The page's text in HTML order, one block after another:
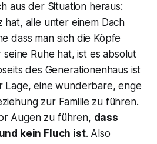
aus der Situation heraus:
hat, alle unter einem Dach
dass man sich die Köpfe
Ruhe hat, ist es absolut
des Generationenhaus ist
Lage, eine wunderbare, enge
zur Familie zu führen.
Augen zu führen, dass
kein Fluch ist. Also